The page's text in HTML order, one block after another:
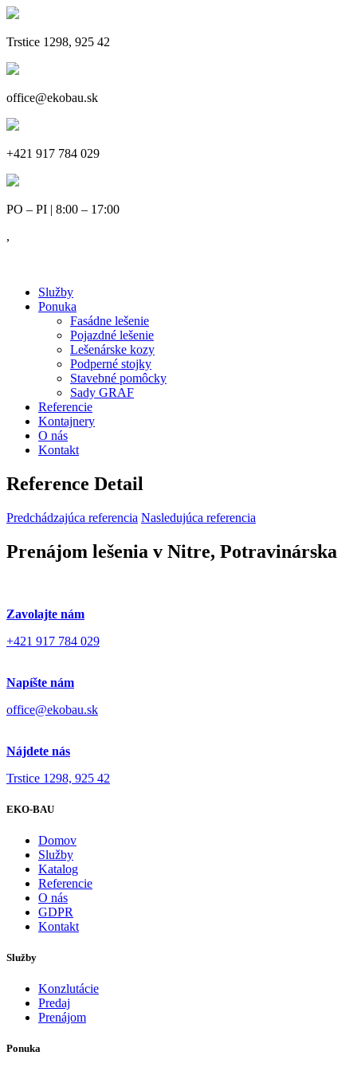
Trstice 1298, 925 42
office@ekobau.sk
+421 917 784 029
PO – PI | 8:00 – 17:00
,
Služby
Ponuka
Fasádne lešenie
Pojazdné lešenie
Lešenárske kozy
Podperné stojky
Stavebné pomôcky
Sady GRAF
Referencie
Kontajnery
O nás
Kontakt
Reference Detail
Predchádzajúca referencia Nasledujúca referencia
Prenájom lešenia v Nitre, Potravinárska
Zavolajte nám
+421 917 784 029
Napíšte nám
office@ekobau.sk
Nájdete nás
Trstice 1298, 925 42
EKO-BAU
Domov
Služby
Katalog
Referencie
O nás
GDPR
Kontakt
Služby
Konzlutácie
Predaj
Prenájom
Ponuka